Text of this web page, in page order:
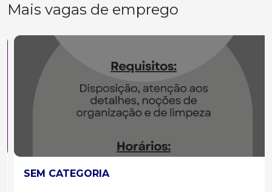
Mais vagas de emprego
SEM CATEGORIA